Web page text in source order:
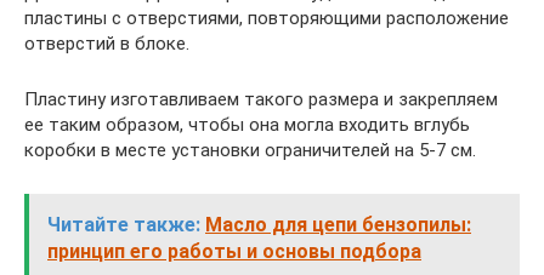
пластины с отверстиями, повторяющими расположение
отверстий в блоке.
Пластину изготавливаем такого размера и закрепляем
ее таким образом, чтобы она могла входить вглубь
коробки в месте установки ограничителей на 5-7 см.
Читайте также: Масло для цепи бензопилы:
принцип его работы и основы подбора